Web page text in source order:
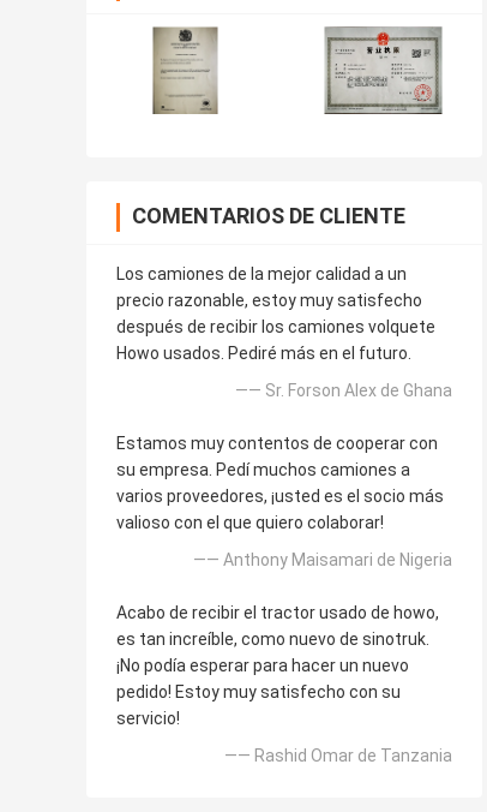
COMENTARIOS DE CLIENTE
Los camiones de la mejor calidad a un
precio razonable, estoy muy satisfecho
después de recibir los camiones volquete
Howo usados. Pediré más en el futuro.
—— Sr. Forson Alex de Ghana
Estamos muy contentos de cooperar con
su empresa. Pedí muchos camiones a
varios proveedores, ¡usted es el socio más
valioso con el que quiero colaborar!
—— Anthony Maisamari de Nigeria
Acabo de recibir el tractor usado de howo,
es tan increíble, como nuevo de sinotruk.
¡No podía esperar para hacer un nuevo
pedido! Estoy muy satisfecho con su
servicio!
—— Rashid Omar de Tanzania